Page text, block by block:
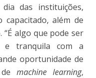
das instituições,
capacitado, além de
“É algo que pode ser
e tranquila com a
oportunidade de
machine learning,